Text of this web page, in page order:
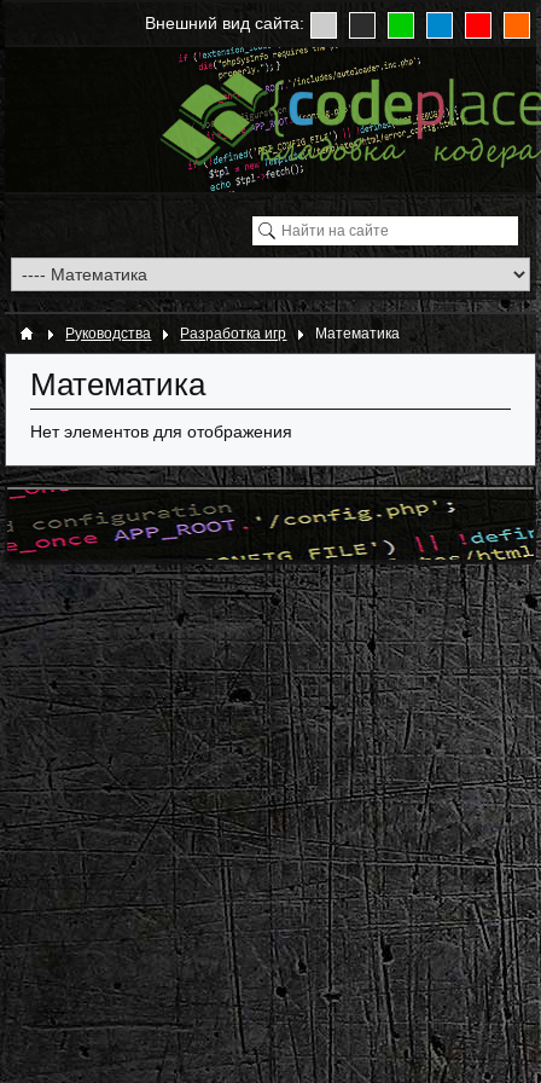
Внешний вид сайта:
Руководства Разработка игр Математика
Математика
Нет элементов для отображения